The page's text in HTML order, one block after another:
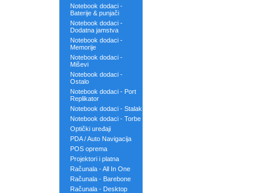
Notebook dodaci -
Baterije & punjači
Notebook dodaci -
Dodatna jamstva
Notebook dodaci -
Memorije
Notebook dodaci -
Miševi
Notebook dodaci -
Ostalo
Notebook dodaci - Port
Replikator
Notebook dodaci - Stalak
Notebook dodaci - Torbe
Optički uređaji
PDA / Auto Navigacija
POS oprema
Projektori i platna
Računala - All In One
Računala - Barebone
Računala - Desktop